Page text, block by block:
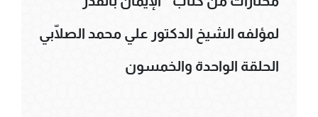
لمؤلفه الشيخ الدكتور علي محمد الصلّابي
الحلقة الواحدة والخمسون